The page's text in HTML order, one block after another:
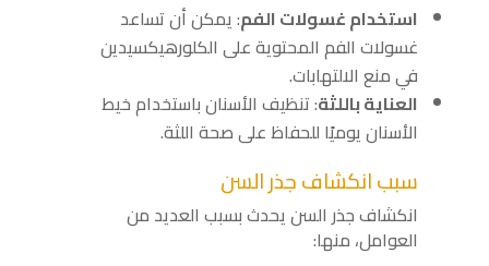
استخدام غسولات الفم: يمكن أن تساعد
غسولات الفم المحتوية على الكلورهيكسيدين
في منع الالتهابات.
العناية باللثة: تنظيف الأسنان باستخدام خيط
الأسنان يوميًا للحفاظ على صحة اللثة.
سبب انكشاف جذر السن
انكشاف جذر السن يحدث بسبب العديد من
العوامل، منها: